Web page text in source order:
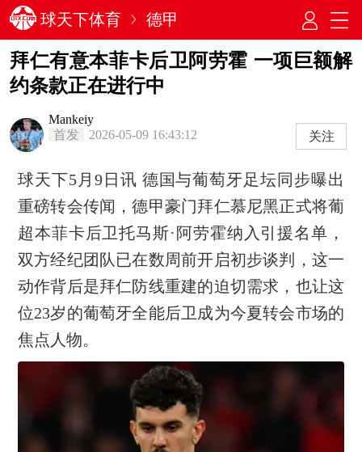
球天下体育 德甲
拜仁有意本菲卡后卫阿劳霍 一项巨额解
约条款正在进行中
Mankeiy
首发
2026-05-09 16:43:12 关注
球天下5月9日讯 德国与葡萄牙足坛同步曝出
重磅转会传闻，德甲豪门拜仁慕尼黑正式将葡
超本菲卡后卫托马斯·阿劳霍纳入引援名单，
双方经纪团队已在数周前开启初步谈判，这一
动作背后是拜仁防线重建的迫切需求，也让这
位23岁的葡萄牙全能后卫成为今夏转会市场的
焦点人物。